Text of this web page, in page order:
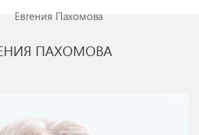
Евгения Пахомова
ПАХОМОВА